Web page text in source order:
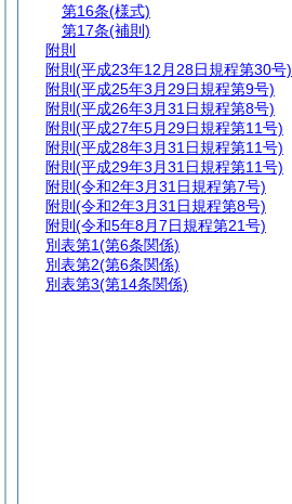
第16条(様式)
第17条(補則)
附則
附則 (平成23年12月28日規程第30号)
附則 (平成25年3月29日規程第9号)
附則 (平成26年3月31日規程第8号)
附則 (平成27年5月29日規程第11号)
附則 (平成28年3月31日規程第11号)
附則 (平成29年3月31日規程第11号)
附則 (令和2年3月31日規程第7号)
附則 (令和2年3月31日規程第8号)
附則 (令和5年8月7日規程第21号)
別表第1(第6条関係)
別表第2(第6条関係)
別表第3(第14条関係)